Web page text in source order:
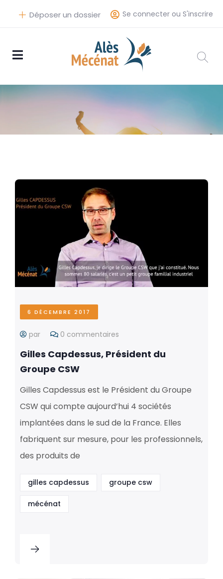
Se connecter ou S'inscrire
Déposer un dossier
6 DÉCEMBRE 2017
par 0 commentaires
Gilles Capdessus, Président du
Groupe CSW
Gilles Capdessus est le Président du Groupe
CSW qui compte aujourd’hui 4 sociétés
implantées dans le sud de la France. Elles
fabriquent sur mesure, pour les professionnels,
des produits de
gilles capdessus groupe csw
mécénat